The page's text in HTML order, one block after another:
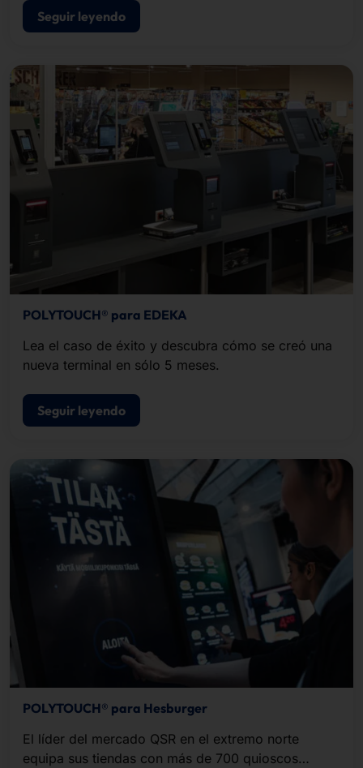
Seguir leyendo
POLYTOUCH® para EDEKA
Lea el caso de éxito y descubra cómo se creó una
nueva terminal en sólo 5 meses.
Seguir leyendo
POLYTOUCH® para Hesburger
El líder del mercado QSR en el extremo norte
equipa sus tiendas con más de 700 quioscos